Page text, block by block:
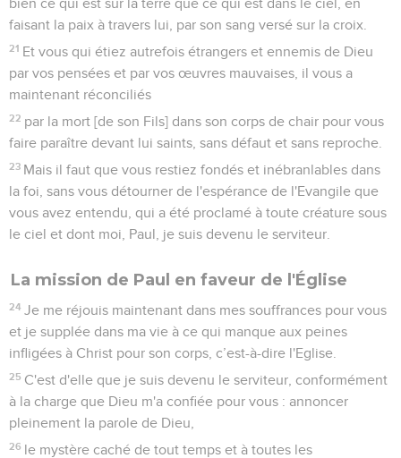
bien ce qui est sur la terre que ce qui est dans le ciel, en
faisant la paix à travers lui, par son sang versé sur la croix.
21 Et vous qui étiez autrefois étrangers et ennemis de Dieu
par vos pensées et par vos œuvres mauvaises, il vous a
maintenant réconciliés
22 par la mort [de son Fils] dans son corps de chair pour vous
faire paraître devant lui saints, sans défaut et sans reproche.
23 Mais il faut que vous restiez fondés et inébranlables dans
la foi, sans vous détourner de l'espérance de l'Evangile que
vous avez entendu, qui a été proclamé à toute créature sous
le ciel et dont moi, Paul, je suis devenu le serviteur.
La mission de Paul en faveur de l'Église
24 Je me réjouis maintenant dans mes souffrances pour vous
et je supplée dans ma vie à ce qui manque aux peines
infligées à Christ pour son corps, c’est-à-dire l'Eglise.
25 C'est d'elle que je suis devenu le serviteur, conformément
à la charge que Dieu m'a confiée pour vous : annoncer
pleinement la parole de Dieu,
26 le mystère caché de tout temps et à toutes les